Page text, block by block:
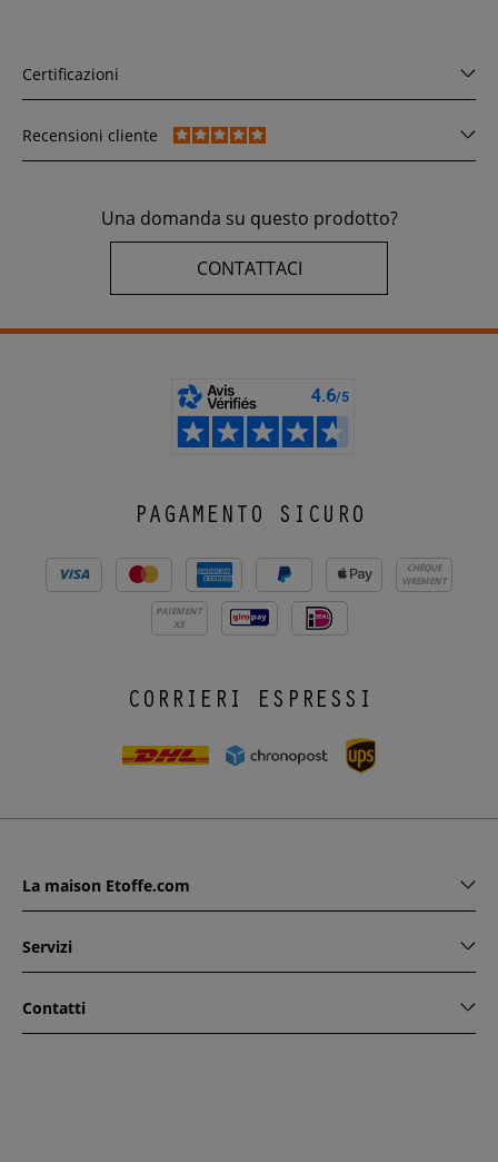
Certificazioni
Recensioni cliente
Una domanda su questo prodotto?
CONTATTACI
PAGAMENTO SICURO
CHÈQUE
VIREMENT
PAIEMENT
X3
CORRIERI ESPRESSI
La maison Etoffe.com
Servizi
Contatti